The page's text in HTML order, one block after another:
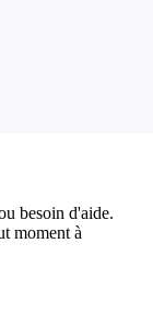
besoin d'aide.
moment à